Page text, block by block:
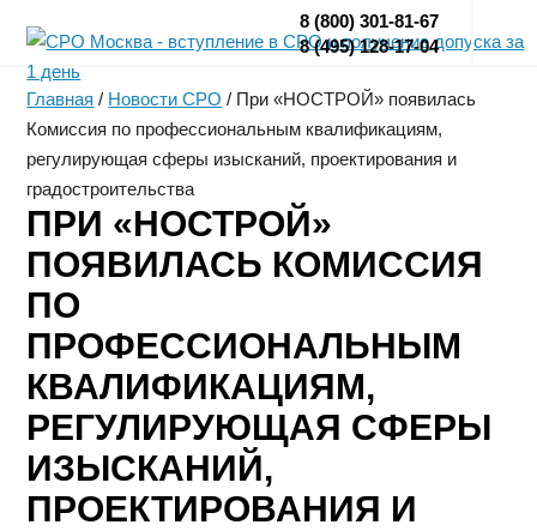
8 (800) 301-81-67
8 (495) 128-17-04
Главная / Новости СРО / При «НОСТРОЙ» появилась
Комиссия по профессиональным квалификациям,
регулирующая сферы изысканий, проектирования и
градостроительства
ПРИ «НОСТРОЙ»
ПОЯВИЛАСЬ КОМИССИЯ
ПО
ПРОФЕССИОНАЛЬНЫМ
КВАЛИФИКАЦИЯМ,
РЕГУЛИРУЮЩАЯ СФЕРЫ
ИЗЫСКАНИЙ,
ПРОЕКТИРОВАНИЯ И